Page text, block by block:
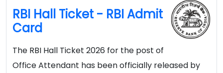
RBI Hall Ticket - RBI Admit
Card
The RBI Hall Ticket 2026 for the post of
Office Attendant has been officially released by